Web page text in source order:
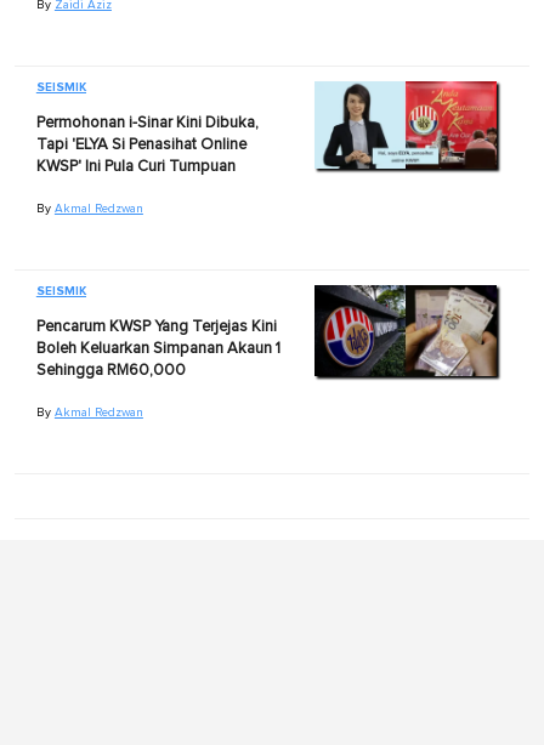
By Zaidi Aziz
SEISMIK
Permohonan i-Sinar Kini Dibuka,
Tapi 'ELYA Si Penasihat Online
KWSP' Ini Pula Curi Tumpuan
By Akmal Redzwan
SEISMIK
Pencarum KWSP Yang Terjejas Kini
Boleh Keluarkan Simpanan Akaun 1
Sehingga RM60,000
By Akmal Redzwan